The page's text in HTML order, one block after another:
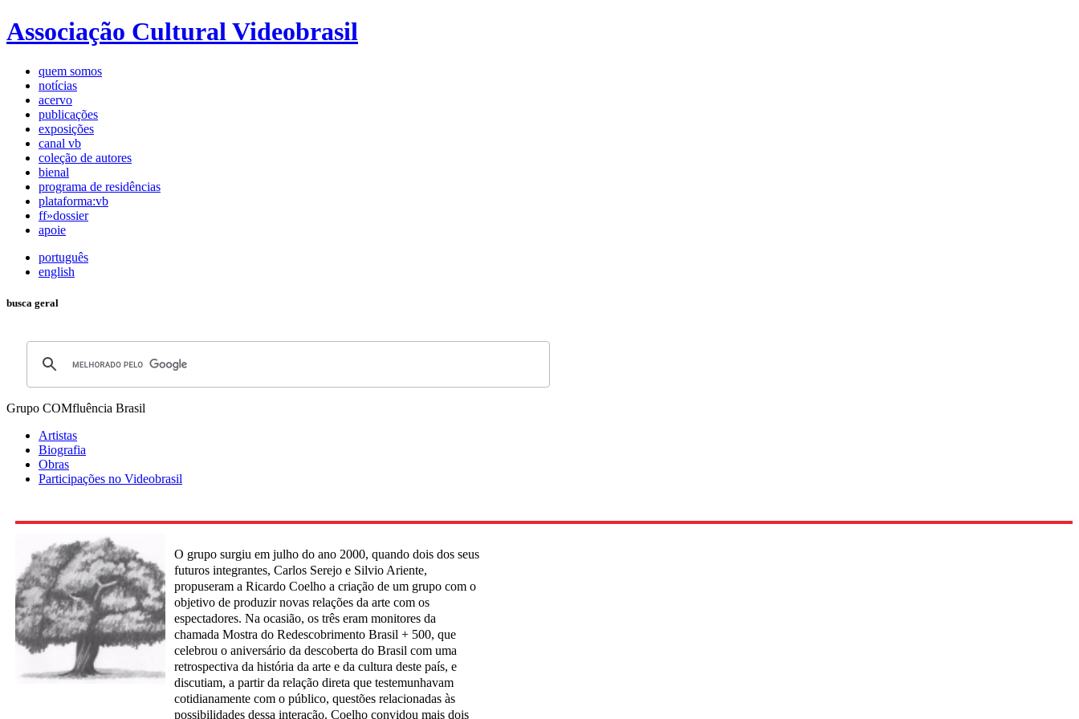
Associação Cultural Videobrasil
quem somos
notícias
acervo
publicações
exposições
canal vb
coleção de autores
bienal
programa de residências
plataforma:vb
ff»dossier
apoie
português
english
busca geral
Grupo COMfluência Brasil
Artistas
Biografia
Obras
Participações no Videobrasil
O grupo surgiu em julho do ano 2000, quando dois dos seus
futuros integrantes, Carlos Serejo e Silvio Ariente,
propuseram a Ricardo Coelho a criação de um grupo com o
objetivo de produzir novas relações da arte com os
espectadores. Na ocasião, os três eram monitores da
chamada Mostra do Redescobrimento Brasil + 500, que
celebrou o aniversário da descoberta do Brasil com uma
retrospectiva da história da arte e da cultura deste país, e
discutiam, a partir da relação direta que testemunhavam
cotidianamente com o público, questões relacionadas às
possibilidades dessa interação. Coelho convidou mais dois